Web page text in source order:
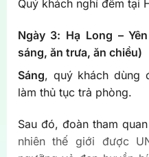
Quý khách nghỉ đêm tại
Ngày 3: Hạ Long –
sáng, ăn trưa, ăn chiều)
Sáng, quý khách dùng
làm thủ tục trả phòng.
Sau đó, đoàn tham quan
nhiên thế giới được